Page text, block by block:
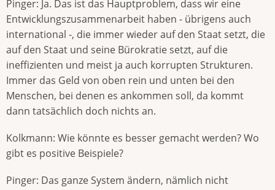
Pinger: Ja. Das ist das Hauptproblem, dass wir eine
Entwicklungszusammenarbeit haben - übrigens auch
international -, die immer wieder auf den Staat setzt, die
auf den Staat und seine Bürokratie setzt, auf die
ineffizienten und meist ja auch korrupten Strukturen.
Immer das Geld von oben rein und unten bei den
Menschen, bei denen es ankommen soll, da kommt
dann tatsächlich doch nichts an.
Kolkmann: Wie könnte es besser gemacht werden? Wo
gibt es positive Beispiele?
Pinger: Das ganze System ändern, nämlich nicht